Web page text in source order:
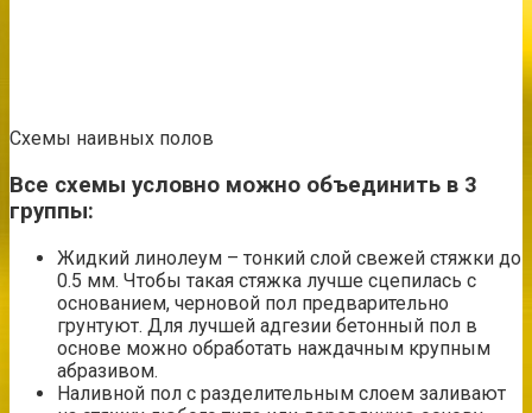
Схемы наивных полов
Все схемы условно можно объединить в 3
группы:
Жидкий линолеум – тонкий слой свежей стяжки до
0.5 мм. Чтобы такая стяжка лучше сцепилась с
основанием, черновой пол предварительно
грунтуют. Для лучшей адгезии бетонный пол в
основе можно обработать наждачным крупным
абразивом.
Наливной пол с разделительным слоем заливают